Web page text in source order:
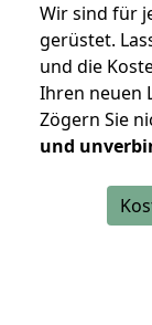
Wir sind für
gerüstet.
und die
Ihren neuen
Zögern Sie
und